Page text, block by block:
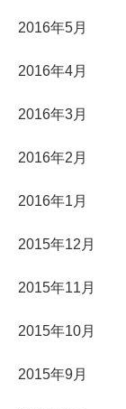
2016年5月
2016年4月
2016年3月
2016年2月
2016年1月
2015年12月
2015年11月
2015年10月
2015年9月